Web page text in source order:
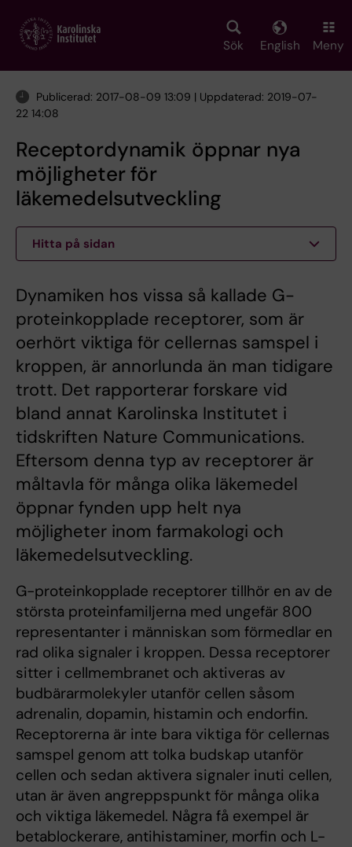
main
Sök English Meny
Publicerad: 2017-08-09 13:09 | Uppdaterad: 2019-07-
22 14:08
Receptordynamik öppnar nya
möjligheter för
läkemedelsutveckling
Hitta på sidan
Dynamiken hos vissa så kallade G-
proteinkopplade receptorer, som är
oerhört viktiga för cellernas samspel i
kroppen, är annorlunda än man tidigare
trott. Det rapporterar forskare vid
bland annat Karolinska Institutet i
tidskriften Nature Communications.
Eftersom denna typ av receptorer är
måltavla för många olika läkemedel
öppnar fynden upp helt nya
möjligheter inom farmakologi och
läkemedelsutveckling.
G-proteinkopplade receptorer tillhör en av de
största proteinfamiljerna med ungefär 800
representanter i människan som förmedlar en
rad olika signaler i kroppen. Dessa receptorer
sitter i cellmembranet och aktiveras av
budbärarmolekyler utanför cellen såsom
adrenalin, dopamin, histamin och endorfin.
Receptorerna är inte bara viktiga för cellernas
samspel genom att tolka budskap utanför
cellen och sedan aktivera signaler inuti cellen,
utan är även angreppspunkt för många olika
och viktiga läkemedel. Några få exempel är
betablockerare, antihistaminer, morfin och L-